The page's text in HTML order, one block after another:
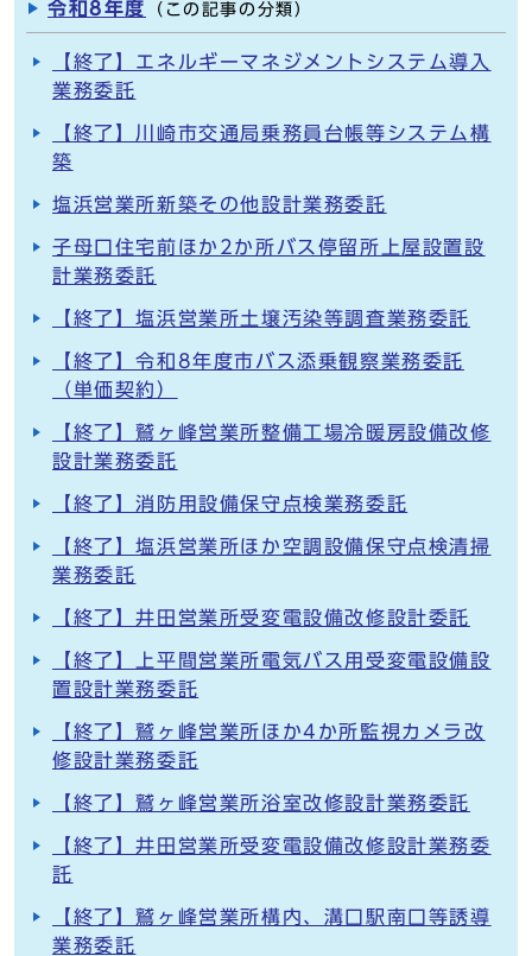
令和8年度 （この記事の分類）
【終了】エネルギーマネジメントシステム導入
業務委託
【終了】川崎市交通局乗務員台帳等システム構
築
塩浜営業所新築その他設計業務委託
子母口住宅前ほか2か所バス停留所上屋設置設
計業務委託
【終了】塩浜営業所土壌汚染等調査業務委託
【終了】令和8年度市バス添乗観察業務委託
（単価契約）
【終了】鷲ヶ峰営業所整備工場冷暖房設備改修
設計業務委託
【終了】消防用設備保守点検業務委託
【終了】塩浜営業所ほか空調設備保守点検清掃
業務委託
【終了】井田営業所受変電設備改修設計委託
【終了】上平間営業所電気バス用受変電設備設
置設計業務委託
【終了】鷲ヶ峰営業所ほか4か所監視カメラ改
修設計業務委託
【終了】鷲ヶ峰営業所浴室改修設計業務委託
【終了】井田営業所受変電設備改修設計業務委
託
【終了】鷲ヶ峰営業所構内、溝口駅南口等誘導
業務委託